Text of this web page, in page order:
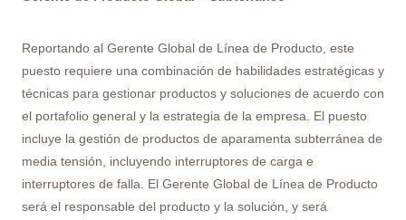
Reportando al Gerente Global de Línea de Producto, este
puesto requiere una combinación de habilidades estratégicas y
técnicas para gestionar productos y soluciones de acuerdo con
el portafolio general y la estrategia de la empresa. El puesto
incluye la gestión de productos de aparamenta subterránea de
media tensión, incluyendo interruptores de carga e
interruptores de falla. El Gerente Global de Línea de Producto
será el responsable del producto y la solución, y será